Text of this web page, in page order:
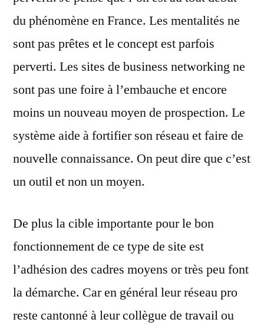
du phénomène en France. Les mentalités ne
sont pas prêtes et le concept est parfois
perverti. Les sites de business networking ne
sont pas une foire à l’embauche et encore
moins un nouveau moyen de prospection. Le
système aide à fortifier son réseau et faire de
nouvelle connaissance. On peut dire que c’est
un outil et non un moyen.
De plus la cible importante pour le bon
fonctionnement de ce type de site est
l’adhésion des cadres moyens or très peu font
la démarche. Car en général leur réseau pro
reste cantonné à leur collègue de travail ou